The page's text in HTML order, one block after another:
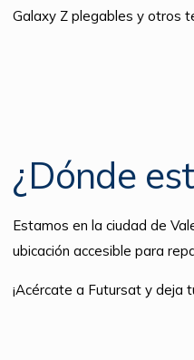
Galaxy Z plegables y otros
¿Dónde
Estamos en la ciudad de
ubicación accesible para
¡Acércate a Futursat y deja